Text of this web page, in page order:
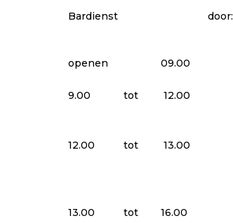
Bardienst door:
openen 09.00
9.00 tot 12.00
12.00 tot 13.00
13.00 tot 16.00